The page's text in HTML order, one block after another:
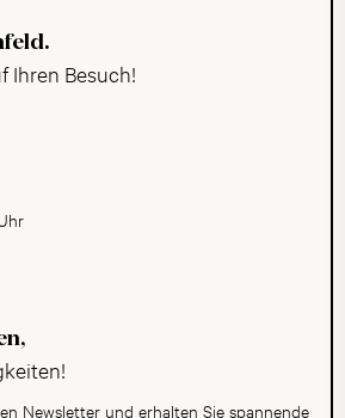
Ihren Besuch!
Newsletter und erhalten Sie spannende